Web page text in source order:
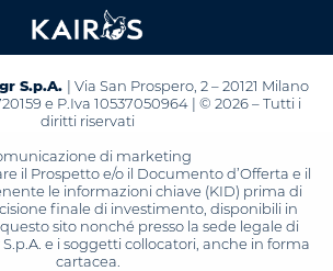
CONTENT
S.p.A. | Via San Prospero, 2 – 20121 Milano
e P.Iva 10537050964 | © 2026 – Tutti i
diritti riservati
di marketing
il Prospetto e/o il Documento d’Offerta e il
le informazioni chiave (KID) prima di
finale di investimento, disponibili in
sito nonché presso la sede legale di
e i soggetti collocatori, anche in forma
cartacea.